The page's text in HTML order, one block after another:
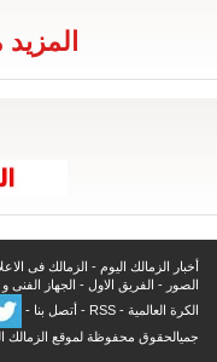
أخبار الزمالك اليوم - الزمالك فى
الصور - الفريق الاول - الجهاز الفنى و
الكرة العالمية -
RSS
- أتصل بنا -
جميالحقوق محفوظة لموقع الزمالك اليوم